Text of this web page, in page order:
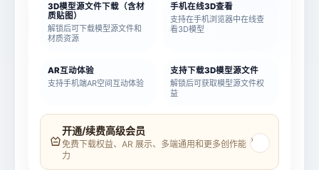
模型名称
3D模型源文件下载（含材
质贴图）
解锁后可下载模型源文件和
材质资源
手机在线3D查看
支持在手机浏览器中在线查
看3D模型
AR互动体验
支持手机端AR空间互动体验
支持下载3D模型源文件
解锁后可获取模型源文件权
益
开通/续费高级会员
免费下载权益、AR 展示、多端通用和更多创作能
力
›